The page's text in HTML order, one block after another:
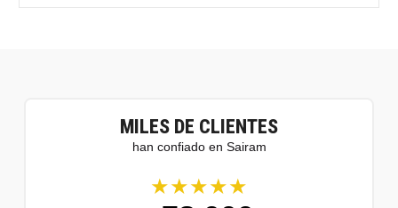
MILES DE CLIENTES
han confiado en Sairam
★★★★★